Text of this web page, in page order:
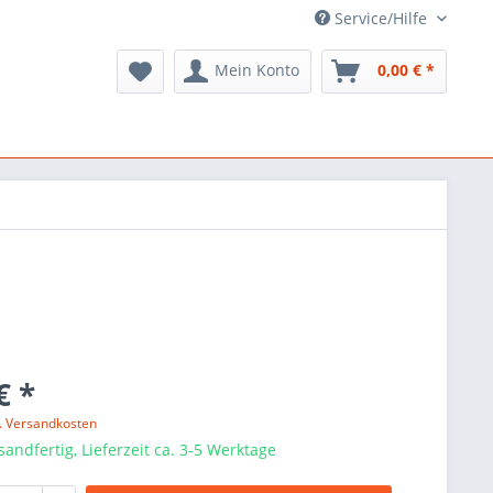
Service/Hilfe
Mein Konto 0,00 € *
*
Versandkosten
Lieferzeit ca. 3-5 Werktage